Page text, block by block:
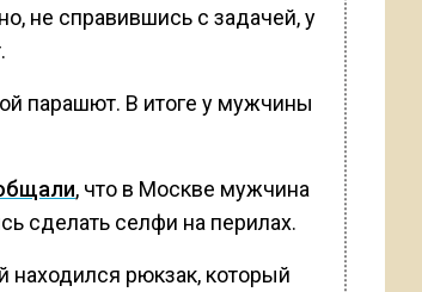
не справившись с задачей, у
парашют. В итоге у мужчины
, что в Москве мужчина
сделать селфи на перилах.
находился рюкзак, который